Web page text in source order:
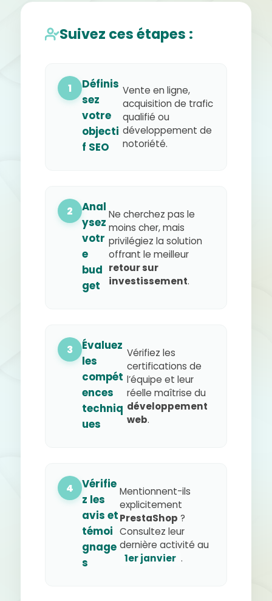
Suivez ces étapes :
1
Définis
sez
votre
objecti
f SEO
Vente en ligne,
acquisition de trafic
qualifié ou
développement de
notoriété.
2
Anal
ysez
votr
e
bud
get
Ne cherchez pas le
moins cher, mais
privilégiez la solution
offrant le meilleur
retour sur
investissement.
3
Évaluez
les
compét
ences
techniq
ues
Vérifiez les
certifications de
l’équipe et leur
réelle maîtrise du
développement
web.
4
Vérifie
z les
avis et
témoi
gnage
s
Mentionnent-ils
explicitement
PrestaShop ?
Consultez leur
dernière activité au
1er janvier .